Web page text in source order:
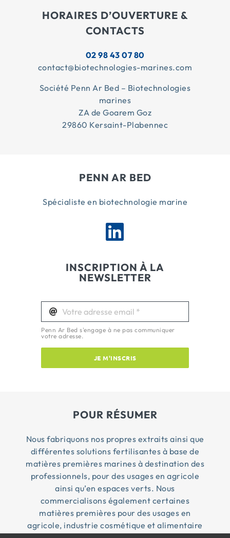
HORAIRES D’OUVERTURE &
CONTACTS
02 98 43 07 80
contact@biotechnologies-marines.com
Société Penn Ar Bed – Biotechnologies
marines
ZA de Goarem Goz
29860 Kersaint-Plabennec
PENN AR BED
Spécialiste en biotechnologie marine
INSCRIPTION À LA
NEWSLETTER
Penn Ar Bed s'engage à ne pas communiquer
votre adresse.
JE M'INSCRIS
POUR RÉSUMER
Nous fabriquons nos propres extraits ainsi que
différentes solutions fertilisantes à base de
matières premières marines à destination des
professionnels, pour des usages en agricole
ainsi qu’en espaces verts. Nous
commercialisons également certaines
matières premières pour des usages en
agricole, industrie cosmétique et alimentaire